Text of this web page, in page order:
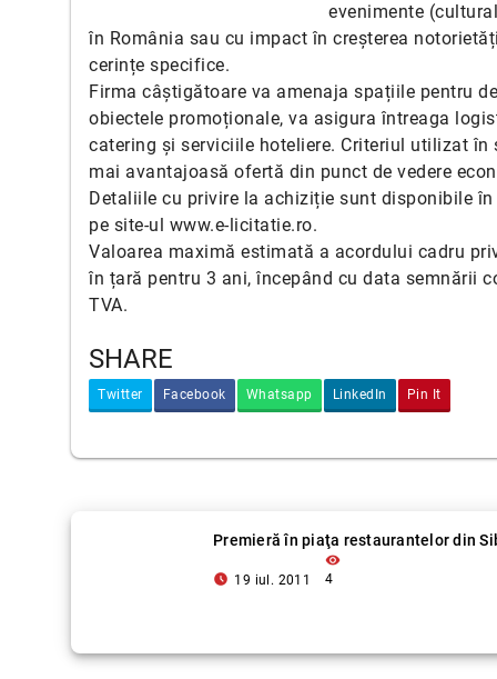
evenimente
în România sau cu impact în creșterea
cerințe specifice.
Firma câștigătoare va amenaja spațiile pentru
obiectele promoționale, va asigura întreaga
catering și serviciile hoteliere. Criteriul utilizat
mai avantajoasă ofertă din punct de vedere
Detaliile cu privire la achiziție sunt disponibile
pe site-ul www.e-licitatie.ro.
Valoarea maximă estimată a acordului cadru
în țară pentru 3 ani, începând cu data semnării
TVA.
SHARE
Twitter Facebook Whatsapp LinkedIn Pin It
Premieră în piaţa restaurantelor din
access_time_filled 19 iul. 2011
visibility
4